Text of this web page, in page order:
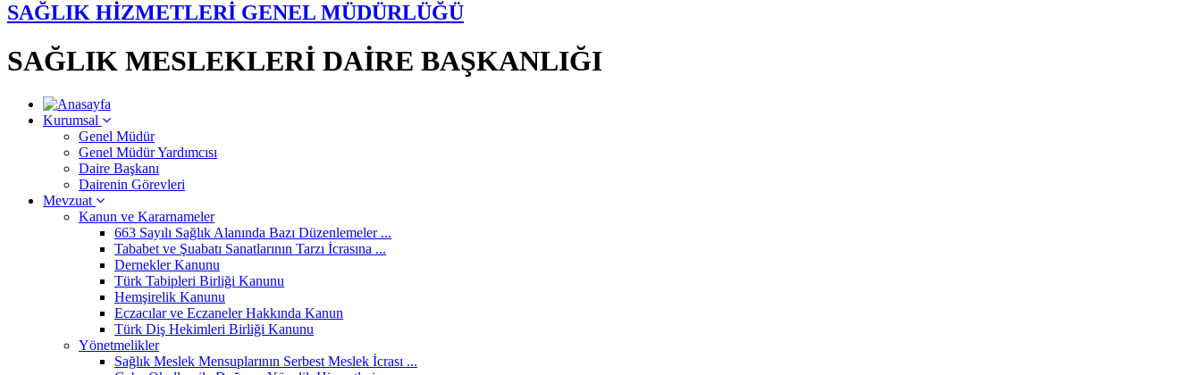
SAĞLIK HİZMETLERİ GENEL MÜDÜRLÜĞÜ
SAĞLIK MESLEKLERİ DAİRE BAŞKANLIĞI
Kurumsal
Genel Müdür
Genel Müdür Yardımcısı
Daire Başkanı
Dairenin Görevleri
Mevzuat
Kanun ve Kararnameler
663 Sayılı Sağlık Alanında Bazı Düzenlemeler ...
Tababet ve Şuabatı Sanatlarının Tarzı İcrasına ...
Dernekler Kanunu
Türk Tabipleri Birliği Kanunu
Hemşirelik Kanunu
Eczacılar ve Eczaneler Hakkında Kanun
Türk Diş Hekimleri Birliği Kanunu
Yönetmelikler
Sağlık Meslek Mensuplarının Serbest Meslek İcrası ...